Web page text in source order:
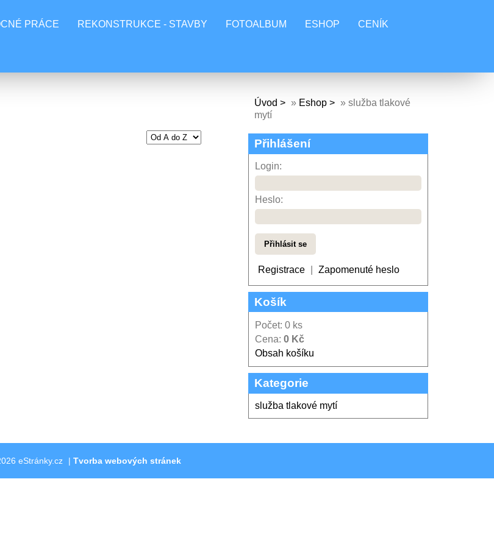
PRÁCE REKONSTRUKCE - STAVBY FOTOALBUM ESHOP CENÍK
Úvod » Eshop » služba tlakové
mytí
Přihlášení
Login:
Heslo:
Registrace Zapomenuté heslo
Košík
Počet: 0 ks
Cena: 0 Kč
Obsah košíku
Kategorie
služba tlakové mytí
eStránky.cz | Tvorba webových stránek